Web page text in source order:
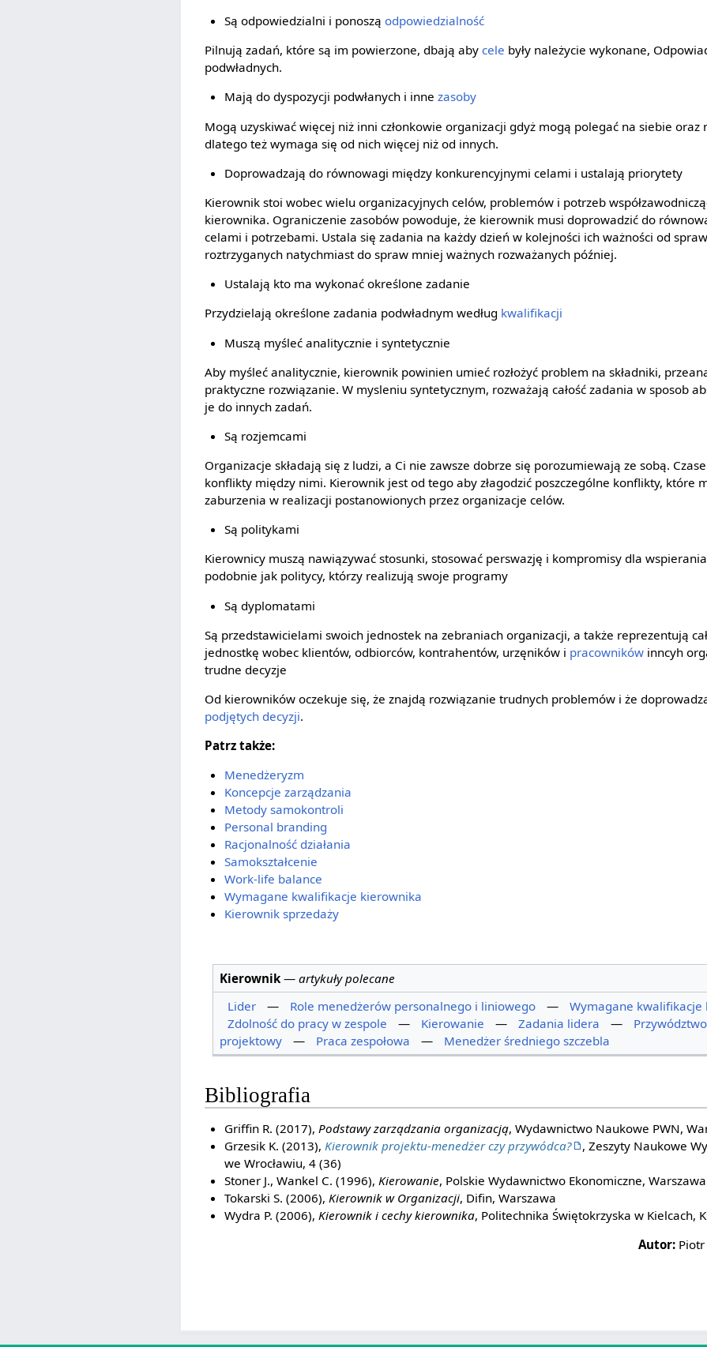
Są odpowiedzialni i ponoszą odpowiedzialność
Pilnują zadań, które są im powierzone, dbają abycele były należycie wykonane,
podwładnych.
Mają do dyspozycji podwłanych i inne zasoby
Mogą uzyskiwać więcej niż inni członkowie organizacji gdyż mogą polegać na siebie oraz
dlatego też wymaga się od nich więcej niż od innych.
Doprowadzają do równowagi między konkurencyjnymi celami i ustalają priorytety
Kierownik stoi wobec wielu organizacyjnych celów, problemów i potrzeb
kierownika. Ograniczenie zasobów powoduje, że kierownik musi doprowadzić do
celami i potrzebami. Ustala się zadania na każdy dzień w kolejności ich ważności od
roztrzyganych natychmiast do spraw mniej ważnych rozważanych później.
Ustalają kto ma wykonać określone zadanie
Przydzielają określone zadania podwładnym według kwalifikacji
Muszą myśleć analitycznie i syntetycznie
Aby myśleć analitycznie, kierownik powinien umieć rozłożyć problem na składniki,
praktyczne rozwiązanie. W mysleniu syntetycznym, rozważają całość zadania w sposob
je do innych zadań.
Są rozjemcami
Organizacje składają się z ludzi, a Ci nie zawsze dobrze się porozumiewają ze sobą.
konflikty między nimi. Kierownik jest od tego aby złagodzić poszczególne konflikty, które
zaburzenia w realizacji postanowionych przez organizacje celów.
Są politykami
Kierownicy muszą nawiązywać stosunki, stosować perswazję i kompromisy dla
podobnie jak politycy, którzy realizują swoje programy
Są dyplomatami
Są przedstawicielami swoich jednostek na zebraniach organizacji, a także reprezentują
jednostkę wobec klientów, odbiorców, kontrahentów, urzęników i pracowników inncyh
trudne decyzje
Od kierowników oczekuje się, że znajdą rozwiązanie trudnych problemów i że
podjętych decyzji.
Patrz także:
Menedżeryzm
Koncepcje zarządzania
Metody samokontroli
Personal branding
Racjonalność działania
Samokształcenie
Work-life balance
Wymagane kwalifikacje kierownika
Kierownik sprzedaży
Kierownik— artykuły polecane
Lider
— Role menedżerów personalnego i liniowego — Wymagane kwalifikacje
Zdolność do pracy w zespole
— Kierowanie — Zadania lidera — Przywództwo
projektowy
— Praca zespołowa — Menedżer średniego szczebla
Bibliografia
Griffin R. (2017), Podstawy zarządzania organizacją, Wydawnictwo Naukowe PWN,
Grzesik K. (2013), Kierownik projektu-menedżer czy przywódca?
, Zeszyty Naukowe
we Wrocławiu, 4 (36)
Stoner J., Wankel C. (1996), Kierowanie, Polskie Wydawnictwo Ekonomiczne, Warszawa
Tokarski S. (2006), Kierownik w Organizacji, Difin, Warszawa
Wydra P. (2006), Kierownik i cechy kierownika, Politechnika Świętokrzyska w Kielcach,
Autor: Piotr